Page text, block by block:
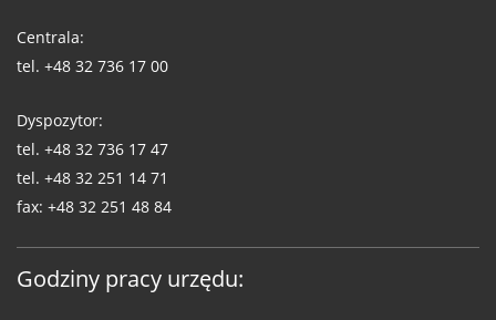
WUG
Centrala:
tel. +48 32 736 17 00
Dyspozytor:
tel. +48 32 736 17 47
tel. +48 32 251 14 71
fax: +48 32 251 48 84
Godziny pracy urzędu: